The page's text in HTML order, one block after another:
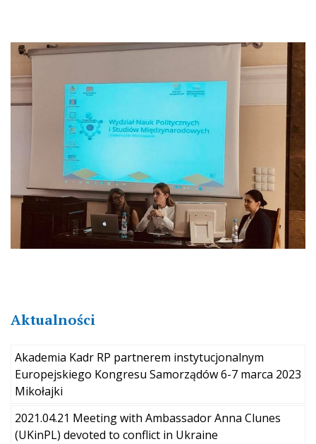
Aktualności
Akademia Kadr RP partnerem instytucjonalnym
Europejskiego Kongresu Samorządów 6-7 marca 2023
Mikołajki
2021.04.21 Meeting with Ambassador Anna Clunes
(UKinPL) devoted to conflict in Ukraine